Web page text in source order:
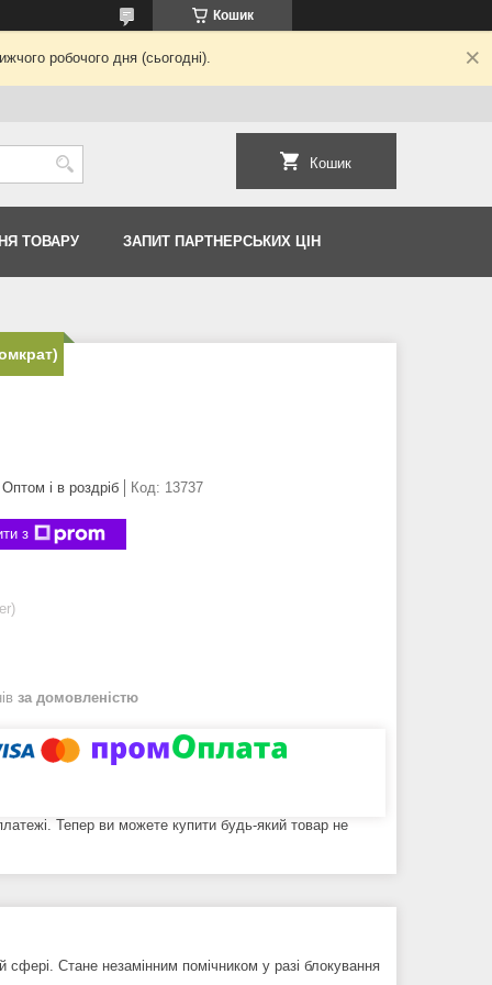
Кошик
робочого дня (сьогодні).
Кошик
ТОВАРУ ЗАПИТ ПАРТНЕРСЬКИХ ЦІН
Оптом і в роздріб Код: 13737
з
за домовленістю
Тепер ви можете купити будь-який товар не
сфері. Стане незамінним помічником у разі блокування